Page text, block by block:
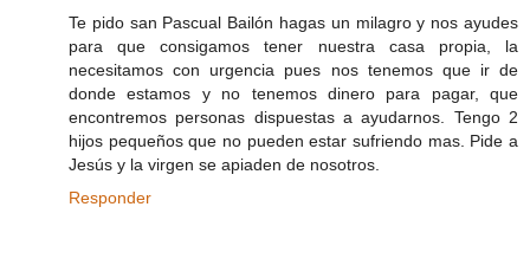
Te pido san Pascual Bailón hagas un milagro y nos ayudes
para que consigamos tener nuestra casa propia, la
necesitamos con urgencia pues nos tenemos que ir de
donde estamos y no tenemos dinero para pagar, que
encontremos personas dispuestas a ayudarnos. Tengo 2
hijos pequeños que no pueden estar sufriendo mas. Pide a
Jesús y la virgen se apiaden de nosotros.
Responder